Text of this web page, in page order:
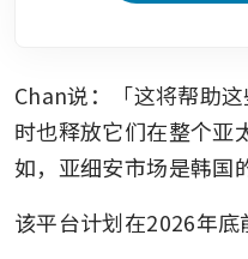
Chan说：「这将帮助
时也释放它们在整个亚
如，亚细安市场是韩国
该平台计划在2026年底